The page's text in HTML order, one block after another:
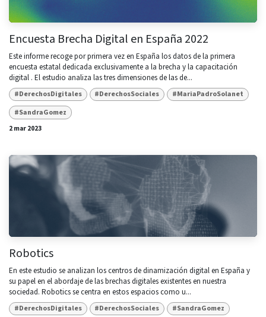
Encuesta Brecha Digital en España 2022
Este informe recoge por primera vez en España los datos de la primera
encuesta estatal dedicada exclusivamente a la brecha y la capacitación
digital . El estudio analiza las tres dimensiones de las de...
#DerechosDigitales #DerechosSociales
#MariaPadroSolanet
#SandraGomez
2 mar 2023
Robotics
En este estudio se analizan los centros de dinamización digital en España y
su papel en el abordaje de las brechas digitales existentes en nuestra
sociedad. Robotics se centra en estos espacios como u...
#DerechosDigitales #DerechosSociales
#SandraGomez